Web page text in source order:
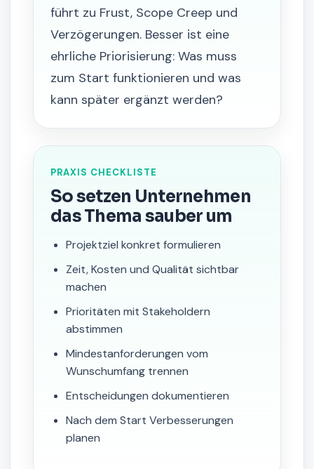
führt zu Frust, Scope Creep und
Verzögerungen. Besser ist eine
ehrliche Priorisierung: Was muss
zum Start funktionieren und was
kann später ergänzt werden?
PRAXIS CHECKLISTE
So setzen Unternehmen
das Thema sauber um
Projektziel konkret formulieren
Zeit, Kosten und Qualität sichtbar
machen
Prioritäten mit Stakeholdern
abstimmen
Mindestanforderungen vom
Wunschumfang trennen
Entscheidungen dokumentieren
Nach dem Start Verbesserungen
planen